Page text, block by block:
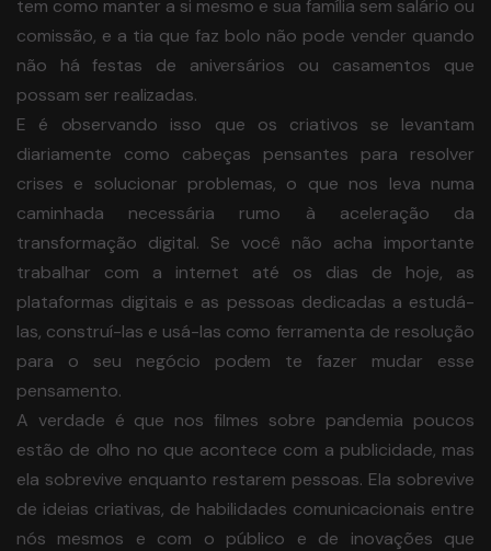
tem como manter a si mesmo e sua família sem salário ou
comissão, e a tia que faz bolo não pode vender quando
não há festas de aniversários ou casamentos que
possam ser realizadas.
E é observando isso que os criativos se levantam
diariamente como cabeças pensantes para resolver
crises e solucionar problemas, o que nos leva numa
caminhada necessária rumo à aceleração da
transformação digital. Se você não acha importante
trabalhar com a internet até os dias de hoje, as
plataformas digitais e as pessoas dedicadas a estudá-
las, construí-las e usá-las como ferramenta de resolução
para o seu negócio podem te fazer mudar esse
pensamento.
A verdade é que nos filmes sobre pandemia poucos
estão de olho no que acontece com a publicidade, mas
ela sobrevive enquanto restarem pessoas. Ela sobrevive
de ideias criativas, de habilidades comunicacionais entre
nós mesmos e com o público e de inovações que